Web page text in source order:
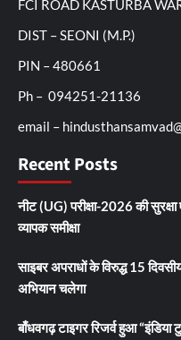
FCI ROAD KASTURBA
DIST – SEONI (M.P.)
PIN – 480661
Ph – 094251-21136
email –
Recent Posts
नीट (UG) परीक्षा-2026 की
व्यापक समीक्षा
साइबर अपराधों के विरुद्ध 15
अभियान चलेगा
बाँधवगढ़ टाइगर रिजर्व हुआ